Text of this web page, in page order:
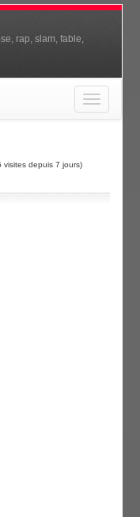
rap, slam, fable,
Toggle
navigation
visites depuis 7 jours)